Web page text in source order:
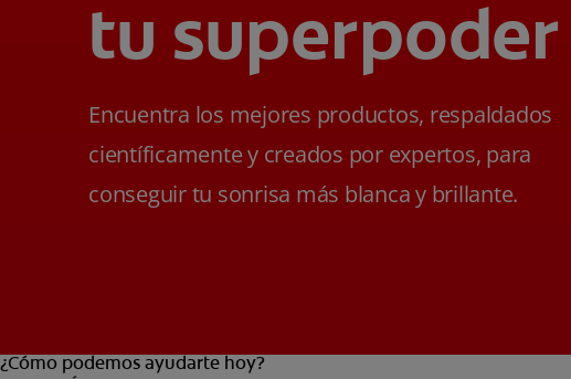
tu superpoder
Encuentra los mejores productos, respaldados
científicamente y creados por expertos, para
conseguir tu sonrisa más blanca y brillante.
¿Cómo podemos ayudarte hoy?